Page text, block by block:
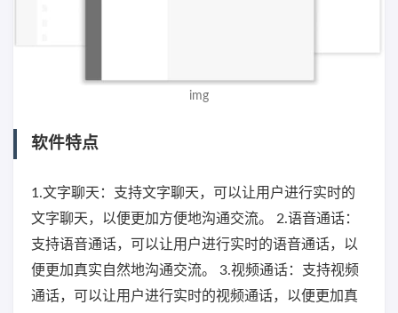
img
软件特点
1.文字聊天：支持文字聊天，可以让用户进行实时的
文字聊天，以便更加方便地沟通交流。 2.语音通话：
支持语音通话，可以让用户进行实时的语音通话，以
便更加真实自然地沟通交流。 3.视频通话：支持视频
通话，可以让用户进行实时的视频通话，以便更加真